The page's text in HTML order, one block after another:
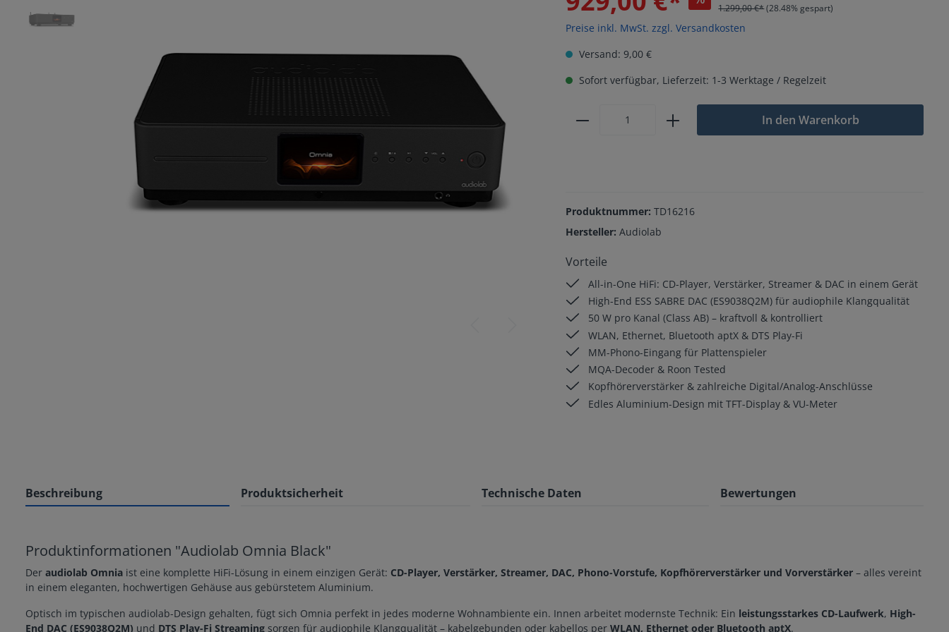
1.299,00 €*(28.48% gespart)
Preise inkl. MwSt. zzgl. Versandkosten
Versand: 9,00 €
Sofort verfügbar, Lieferzeit: 1-3 Werktage / Regelzeit
In den Warenkorb
Produktnummer:TD16216
Hersteller:Audiolab
Vorteile
All-in-One HiFi: CD-Player, Verstärker, Streamer & DAC in einem Gerät
High-End ESS SABRE DAC (ES9038Q2M) für audiophile Klangqualität
50 W pro Kanal (Class AB) – kraftvoll & kontrolliert
WLAN, Ethernet, Bluetooth aptX & DTS Play-Fi
MM-Phono-Eingang für Plattenspieler
MQA-Decoder & Roon Tested
Kopfhörerverstärker & zahlreiche Digital/Analog-Anschlüsse
Edles Aluminium-Design mit TFT-Display & VU-Meter
Beschreibung Produktsicherheit Technische Daten Bewertungen
Produktinformationen "Audiolab Omnia Black"
Der audiolab Omnia ist eine komplette HiFi-Lösung in einem einzigen Gerät: CD-Player, Verstärker, Streamer, DAC, Phono-Vorstufe, Kopfhörerverstärker und Vorverstärker – alles vereint
in einem eleganten, hochwertigen Gehäuse aus gebürstetem Aluminium.
Optisch im typischen audiolab-Design gehalten, fügt sich Omnia perfekt in jedes moderne Wohnambiente ein. Innen arbeitet modernste Technik: Ein leistungsstarkes CD-Laufwerk, High-
End DAC (ES9038Q2M) und DTS Play-Fi Streaming sorgen für audiophile Klangqualität – kabelgebunden oder kabellos per WLAN, Ethernet oder Bluetooth aptX.